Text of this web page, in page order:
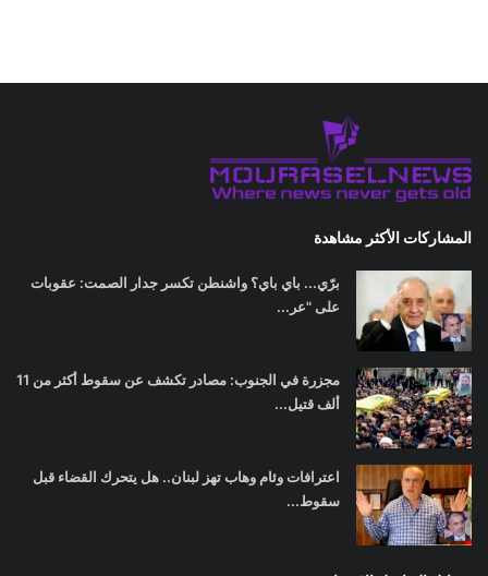
المشاركات الأكثر مشاهدة
برّي... باي باي؟ واشنطن تكسر جدار الصمت: عقوبات
على "عر...
مجزرة في الجنوب: مصادر تكشف عن سقوط أكثر من 11
ألف قتيل...
اعترافات وئام وهاب تهز لبنان.. هل يتحرك القضاء قبل
سقوط...